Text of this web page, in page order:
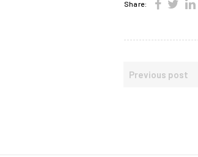
Share:
Previous post